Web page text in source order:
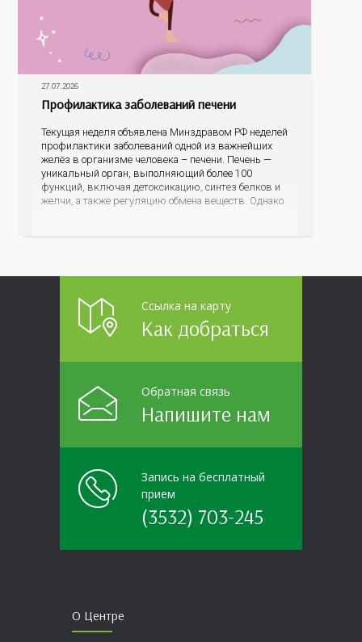
27.07.2026
Профилактика заболеваний печени
Текущая неделя объявлена Минздравом РФ неделей
профилактики заболеваний одной из важнейших
желёз в организме человека – печени. Печень —
уникальный орган, выполняющий более 100
функций, включая детоксикацию, синтез белков и
желчи, а также регуляцию обмена веществ. Однако
Ссылка на карту
Как добраться
Обратная связь
Напишите нам
Запись на бесплатный
прием
(3532) 703-245
О Центре